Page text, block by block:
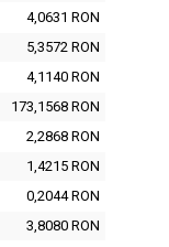
4,0631 RON
5,3572 RON
4,1140 RON
173,1568 RON
2,2868 RON
1,4215 RON
0,2044 RON
3,8080 RON